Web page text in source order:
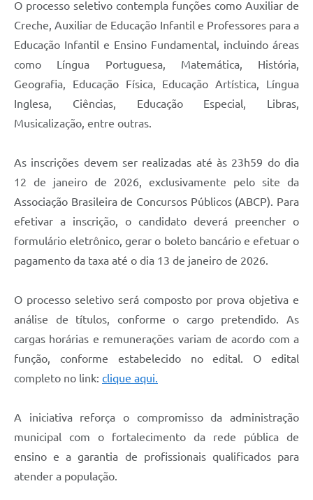
O processo seletivo contempla funções como Auxiliar de
Creche, Auxiliar de Educação Infantil e Professores para a
Educação Infantil e Ensino Fundamental, incluindo áreas
como Língua Portuguesa, Matemática, História,
Geografia, Educação Física, Educação Artística, Língua
Inglesa, Ciências, Educação Especial, Libras,
Musicalização, entre outras.
As inscrições devem ser realizadas até às 23h59 do dia
12 de janeiro de 2026, exclusivamente pelo site da
Associação Brasileira de Concursos Públicos (ABCP). Para
efetivar a inscrição, o candidato deverá preencher o
formulário eletrônico, gerar o boleto bancário e efetuar o
pagamento da taxa até o dia 13 de janeiro de 2026.
O processo seletivo será composto por prova objetiva e
análise de títulos, conforme o cargo pretendido. As
cargas horárias e remunerações variam de acordo com a
função, conforme estabelecido no edital. O edital
completo no link: clique aqui.
A iniciativa reforça o compromisso da administração
municipal com o fortalecimento da rede pública de
ensino e a garantia de profissionais qualificados para
atender a população.